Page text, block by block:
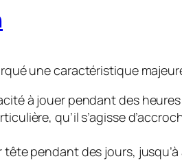
une caractéristique
à jouer pendant des
qu’il s’agisse
pendant des jours, jusqu’à